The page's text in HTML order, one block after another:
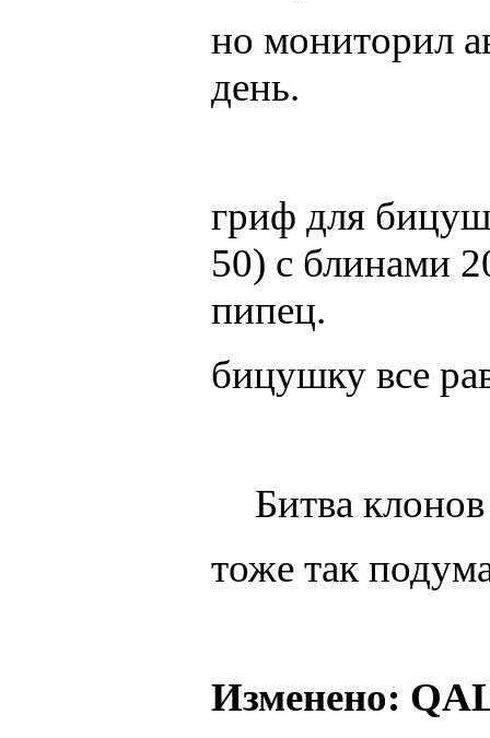
но мониторил
день.
гриф для
50) с блинами
пипец.
бицушку все
Битва клонов
тоже так
Изменено: